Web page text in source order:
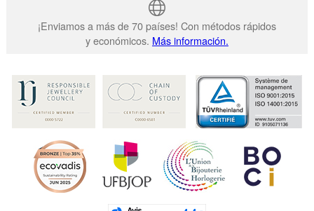
¡Enviamos a más de 70 países! Con métodos rápidos
y económicos. Más información.